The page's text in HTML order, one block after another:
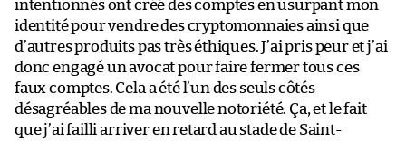
intentionnés ont créé des comptes en usurpant mon
identité pour vendre des cryptomonnaies ainsi que
d’autres produits pas très éthiques. J’ai pris peur et j’ai
donc engagé un avocat pour faire fermer tous ces
faux comptes. Cela a été l’un des seuls côtés
désagréables de ma nouvelle notoriété. Ça, et le fait
que j’ai failli arriver en retard au stade de Saint-